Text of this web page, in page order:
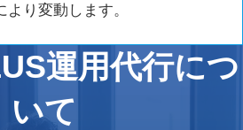
り変動します。
運用代行につ
いて